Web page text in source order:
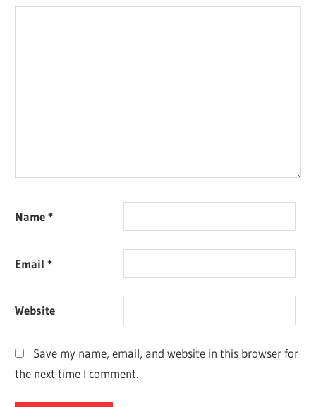
Name*
Email*
Website
Save my name, email, and website in this browser for
the next time I comment.